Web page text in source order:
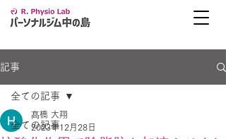
記事
全ての記事
全ての記事
髙橋 大翔
2023年12月28日